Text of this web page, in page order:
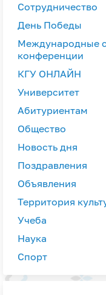
Сотрудничество
День Победы
Международные
конференции
КГУ ОНЛАЙН
Университет
Абитуриентам
Общество
Новость дня
Поздравления
Объявления
Территория
Учеба
Наука
Спорт